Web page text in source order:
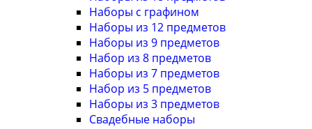
Наборы с графином
Наборы из 12 предметов
Наборы из 9 предметов
Набор из 8 предметов
Наборы из 7 предметов
Набор из 5 предметов
Наборы из 3 предметов
Свадебные наборы